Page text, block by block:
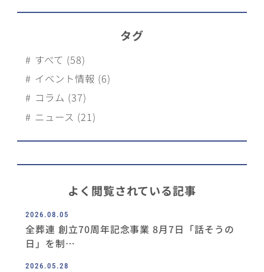
タグ
すべて (58)
イベント情報 (6)
コラム (37)
ニュース (21)
よく閲覧されている記事
2026.08.05
全葬連 創立70周年記念事業 8月7日「話そうの
日」を制…
2026.05.28